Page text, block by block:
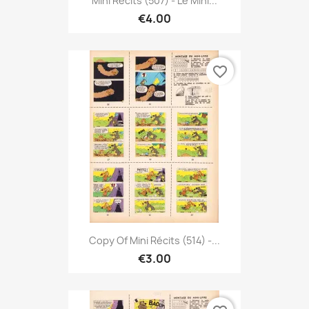
€4.00
Copy Of Mini Récits (514) -...
€3.00
favorite_border